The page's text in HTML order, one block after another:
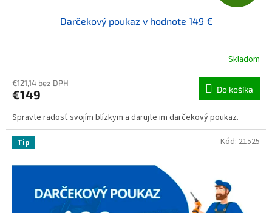
Darčekový poukaz v hodnote 149 €
Skladom
€121,14 bez DPH
€149 Do košíka
Spravte radosť svojím blízkym a darujte im darčekový poukaz.
Tip Kód: 21525